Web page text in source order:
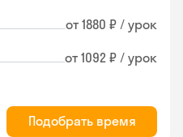
от 1880 ₽ / урок
от 1092 ₽ / урок
Подобрать время